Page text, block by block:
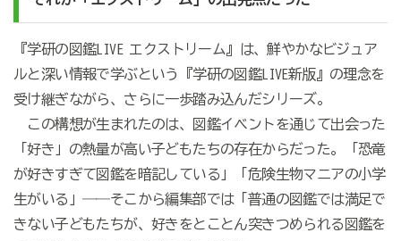
『学研の図鑑LIVE エクストリーム』は、鮮やかなビジュア
ルと深い情報で学ぶという『学研の図鑑LIVE新版』の理念を
受け継ぎながら、さらに一歩踏み込んだシリーズ。
この構想が生まれたのは、図鑑イベントを通じて出会った
「好き」の熱量が高い子どもたちの存在からだった。「恐竜
が好きすぎて図鑑を暗記している」「危険生物マニアの小学
生がいる」――そこから編集部では「普通の図鑑では満足で
きない子どもたちが、好きをとことん突きつめられる図鑑を